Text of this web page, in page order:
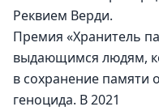
Реквием Верди.
Премия «Хранитель
выдающимся людям,
в сохранение памяти
геноцида. В 2021